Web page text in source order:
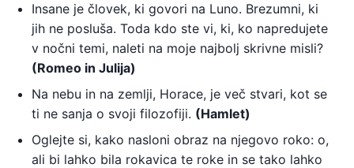
Insane je človek, ki govori na Luno. Brezumni, ki
jih ne posluša. Toda kdo ste vi, ki, ko napredujete
v nočni temi, naleti na moje najbolj skrivne misli?
(Romeo in Julija)
Na nebu in na zemlji, Horace, je več stvari, kot se
ti ne sanja o svoji filozofiji. (Hamlet)
Oglejte si, kako nasloni obraz na njegovo roko: o,
ali bi lahko bila rokavica te roke in se tako lahko